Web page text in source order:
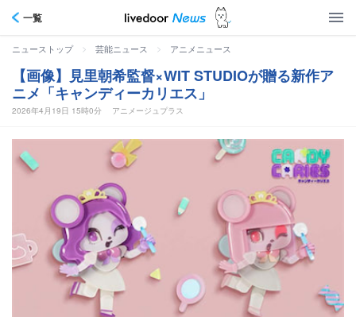
一覧
ニューストップ > 芸能ニュース > アニメニュース
【画像】見里朝希監督×WIT STUDIOが贈る新作ア
ニメ「キャンディーカリエス」
2026年4月19日 15時0分 アニメージュプラス